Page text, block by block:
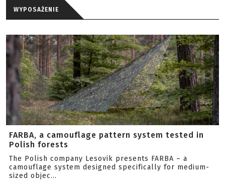
WYPOSAŻENIE
FARBA, a camouflage pattern system tested in
Polish forests
The Polish company Lesovik presents FARBA – a
camouflage system designed specifically for medium-
sized objec...